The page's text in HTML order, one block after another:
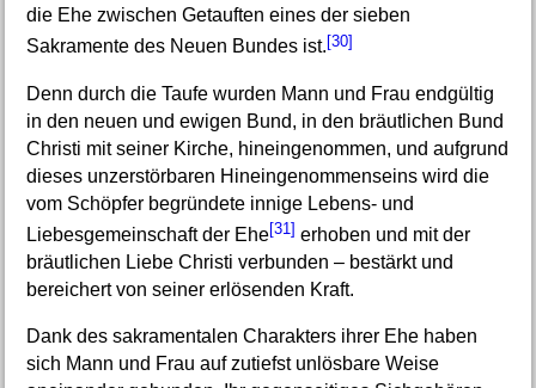
die Ehe zwischen Getauften eines der sieben
Sakramente des Neuen Bundes ist.[30]
Denn durch die Taufe wurden Mann und Frau endgültig
in den neuen und ewigen Bund, in den bräutlichen Bund
Christi mit seiner Kirche, hineingenommen, und aufgrund
dieses unzerstörbaren Hineingenommenseins wird die
vom Schöpfer begründete innige Lebens- und
Liebesgemeinschaft der Ehe[31] erhoben und mit der
bräutlichen Liebe Christi verbunden – bestärkt und
bereichert von seiner erlösenden Kraft.
Dank des sakramentalen Charakters ihrer Ehe haben
sich Mann und Frau auf zutiefst unlösbare Weise